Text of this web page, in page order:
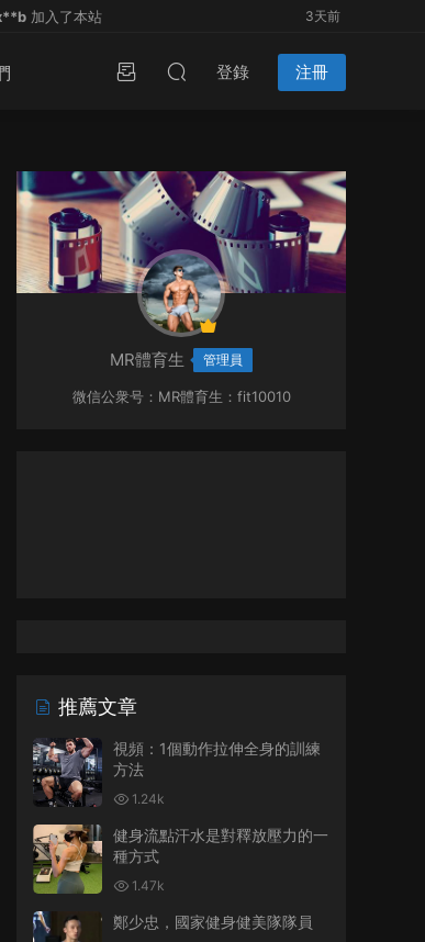
登錄 注冊
加入了本站 3天前
NO.23會員福利23 7天前
登錄了本站 2周前
l***n登錄了本站 2周前
登錄了本站 2周前
L**B登錄了本站 2天前
MR體育生 管理員
微信公衆号：MR體育生：fit10010
推薦文章
視頻：1個動作拉伸全身的訓練
方法
1.24k
健身流點汗水是對釋放壓力的一
種方式
1.47k
鄭少忠，國家健身健美隊隊員